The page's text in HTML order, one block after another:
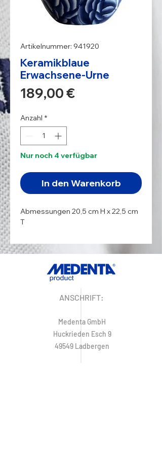
Artikelnummer: 941920
Keramikblaue
Erwachsene-Urne
189,00 €Preis
Anzahl *
Nur noch 4 verfügbar
In den Warenkorb
Abmessungen 20,5 cm H x 22,5 cm
T
ANSCHRIFT:
Medenta GmbH
Huckrieden Esch 9
49549 Ladbergen